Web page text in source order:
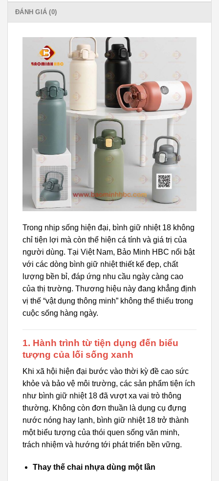
ĐÁNH GIÁ (0)
Trong nhịp sống hiện đại, bình giữ nhiệt 18 không
chỉ tiện lợi mà còn thể hiện cá tính và giá trị của
người dùng. Tại Việt Nam, Bảo Minh HBC nổi bật
với các dòng bình giữ nhiệt thiết kế đẹp, chất
lượng bền bỉ, đáp ứng nhu cầu ngày càng cao
của thị trường. Thương hiệu này đang khẳng định
vị thế “vật dụng thông minh” không thể thiếu trong
cuộc sống hàng ngày.
1. Hành trình từ tiện dụng đến biểu
tượng của lối sống xanh
Khi xã hội hiện đại bước vào thời kỳ đề cao sức
khỏe và bảo vệ môi trường, các sản phẩm tiện ích
như bình giữ nhiệt 18 đã vượt xa vai trò thông
thường. Không còn đơn thuần là dụng cụ đựng
nước nóng hay lạnh, bình giữ nhiệt 18 trở thành
một biểu tượng của thói quen sống văn minh,
trách nhiệm và hướng tới phát triển bền vững.
Thay thế chai nhựa dùng một lần